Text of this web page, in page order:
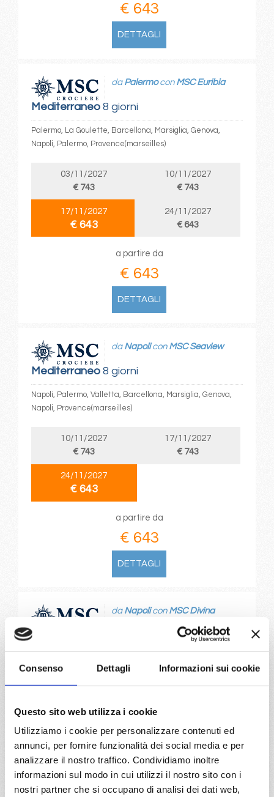
Consenso Dettagli Informazioni sui cookie
Questo sito web utilizza i cookie
Utilizziamo i cookie per personalizzare contenuti ed
annunci, per fornire funzionalità dei social media e per
analizzare il nostro traffico. Condividiamo inoltre
informazioni sul modo in cui utilizzi il nostro sito con i
nostri partner che si occupano di analisi dei dati web,
€ 643
DETTAGLI
Mediterraneo8 giorni
da Palermocon MSC Euribia
Palermo, La Goulette, Barcellona, Marsiglia, Genova,
Napoli, Palermo, Provence(marseilles)
03/11/2027
€ 743
10/11/2027
€ 743
17/11/2027
€ 643
24/11/2027
€ 643
a partire da
€ 643
DETTAGLI
Mediterraneo8 giorni
da Napolicon MSC Seaview
Napoli, Palermo, Valletta, Barcellona, Marsiglia, Genova,
Napoli, Provence(marseilles)
10/11/2027
€ 743
17/11/2027
€ 743
24/11/2027
€ 643
a partire da
€ 643
DETTAGLI
Mediterraneo
da Napolicon MSC Divina
Napoli, Mormugao, Santorini
€ 743
a partire da
€ 743
DETTAGLI